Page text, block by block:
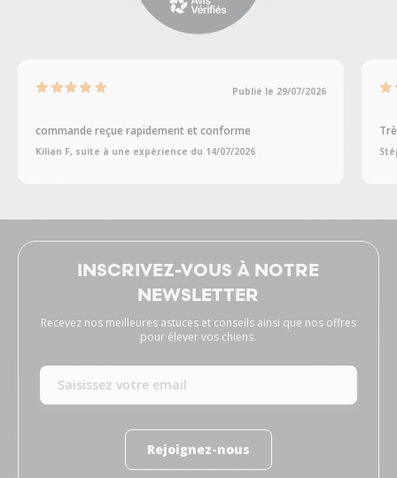
Publié le 29/07/2026
commande reçue rapidement et conforme
Kilian F, suite à une expérience du 14/07/2026
INSCRIVEZ-VOUS À NOTRE
NEWSLETTER
Recevez nos meilleures astuces et conseils ainsi que nos offres
pour élever vos chiens.
Rejoignez-nous